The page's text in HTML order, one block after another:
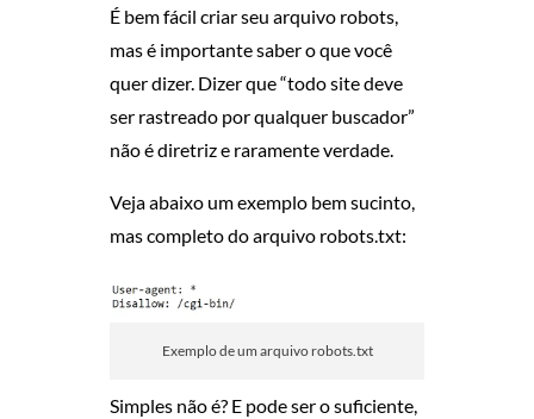
U
A
I
M
P
O
É bem fácil criar seu arquivo robots,
mas é importante saber o que você
quer dizer. Dizer que “todo site deve
ser rastreado por qualquer buscador”
não é diretriz e raramente verdade.
Veja abaixo um exemplo bem sucinto,
mas completo do arquivo robots.txt:
Exemplo de um arquivo robots.txt
Simples não é? E pode ser o suficiente,